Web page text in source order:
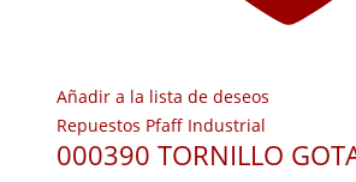
Añadir a la lista de deseos
Repuestos Pfaff Industrial
000390 TORNILLO